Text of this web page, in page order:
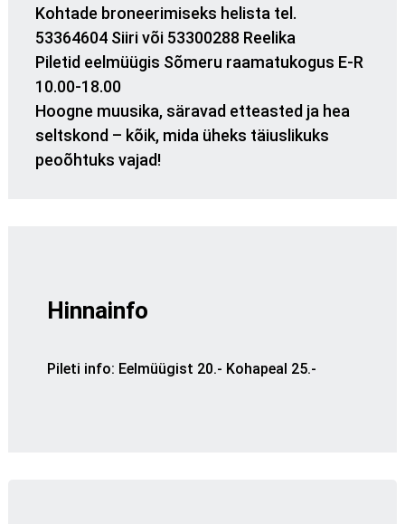
Kohtade broneerimiseks helista tel.
53364604 Siiri või 53300288 Reelika
Piletid eelmüügis Sõmeru raamatukogus E-R
10.00-18.00
Hoogne muusika, säravad etteasted ja hea
seltskond – kõik, mida üheks täiuslikuks
peoõhtuks vajad!
Hinnainfo
Pileti info: Eelmüügist 20.- Kohapeal 25.-